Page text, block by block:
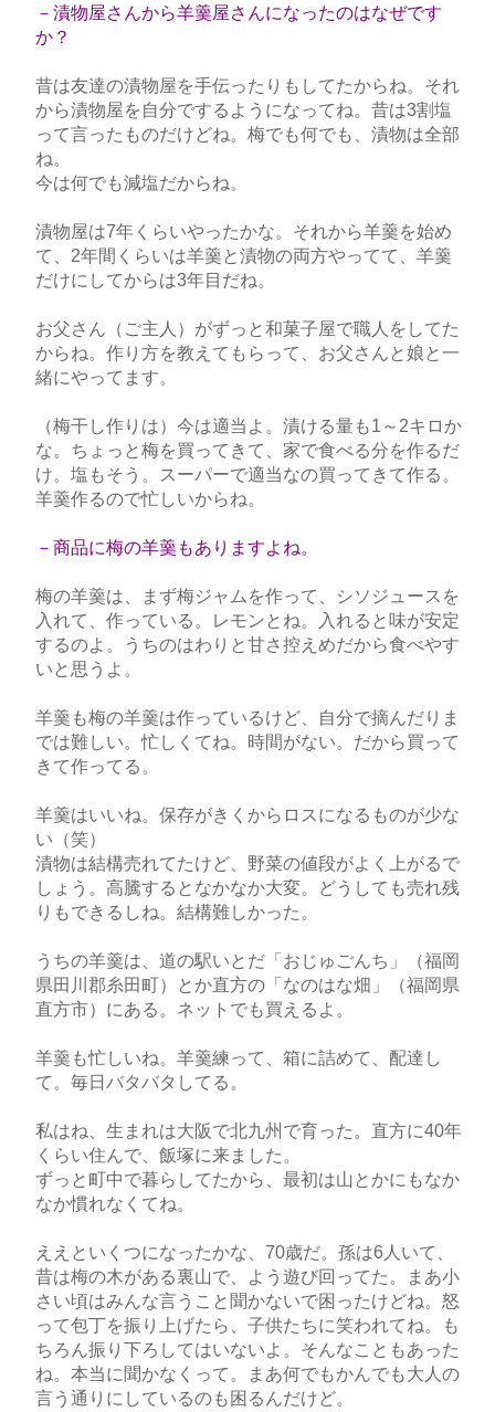
－漬物屋さんから羊羹屋さんになったのはなぜです
か？
昔は友達の漬物屋を手伝ったりもしてたからね。それ
から漬物屋を自分でするようになってね。昔は3割塩
って言ったものだけどね。梅でも何でも、漬物は全部
ね。
今は何でも減塩だからね。
漬物屋は7年くらいやったかな。それから羊羹を始め
て、2年間くらいは羊羹と漬物の両方やってて、羊羹
だけにしてからは3年目だね。
お父さん（ご主人）がずっと和菓子屋で職人をしてた
からね。作り方を教えてもらって、お父さんと娘と一
緒にやってます。
（梅干し作りは）今は適当よ。漬ける量も1～2キロか
な。ちょっと梅を買ってきて、家で食べる分を作るだ
け。塩もそう。スーパーで適当なの買ってきて作る。
羊羹作るので忙しいからね。
－商品に梅の羊羹もありますよね。
梅の羊羹は、まず梅ジャムを作って、シソジュースを
入れて、作っている。レモンとね。入れると味が安定
するのよ。うちのはわりと甘さ控えめだから食べやす
いと思うよ。
羊羹も梅の羊羹は作っているけど、自分で摘んだりま
では難しい。忙しくてね。時間がない。だから買って
きて作ってる。
羊羹はいいね。保存がきくからロスになるものが少な
い（笑）
漬物は結構売れてたけど、野菜の値段がよく上がるで
しょう。高騰するとなかなか大変。どうしても売れ残
りもできるしね。結構難しかった。
うちの羊羹は、道の駅いとだ「おじゅごんち」（福岡
県田川郡糸田町）とか直方の「なのはな畑」（福岡県
直方市）にある。ネットでも買えるよ。
羊羹も忙しいね。羊羹練って、箱に詰めて、配達し
て。毎日バタバタしてる。
私はね、生まれは大阪で北九州で育った。直方に40年
くらい住んで、飯塚に来ました。
ずっと町中で暮らしてたから、最初は山とかにもなか
なか慣れなくてね。
ええといくつになったかな、70歳だ。孫は6人いて、
昔は梅の木がある裏山で、よう遊び回ってた。まあ小
さい頃はみんな言うこと聞かないで困ったけどね。怒
って包丁を振り上げたら、子供たちに笑われてね。も
ちろん振り下ろしてはいないよ。そんなこともあった
ね。本当に聞かなくって。まあ何でもかんでも大人の
言う通りにしているのも困るんだけど。